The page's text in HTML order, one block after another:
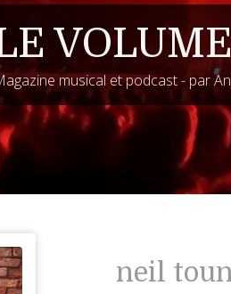
VOLUME
musical et podcast - par
neil